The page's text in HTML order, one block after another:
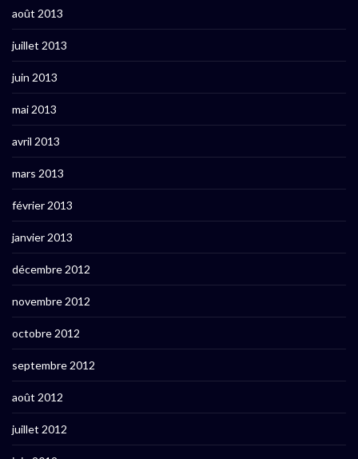
août 2013
juillet 2013
juin 2013
mai 2013
avril 2013
mars 2013
février 2013
janvier 2013
décembre 2012
novembre 2012
octobre 2012
septembre 2012
août 2012
juillet 2012